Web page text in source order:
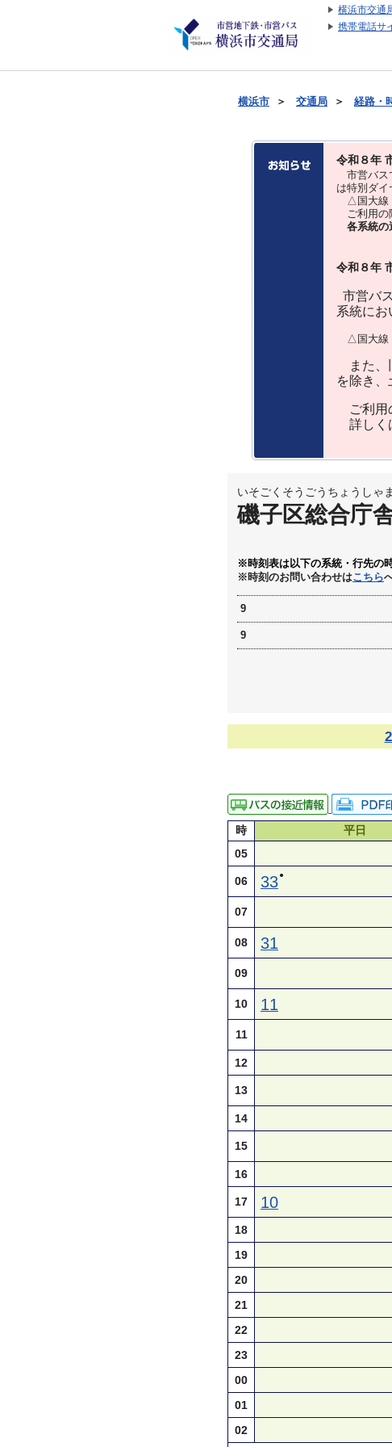
横浜市交通
携帯電話サ
横浜市 ＞ 交通局 ＞ 経路・
令和８年
市営バス
は特別ダイ
△国大線
ご利用の
各系統の
令和８年
市営バ
系統にお
△国大線
また、
を除き、
ご利用
詳しく
いそごくそうごうちょうしゃ
磯子区総合庁
※時刻表は以下の系統・行先の
※時刻のお問い合わせはこちら
9
9
時 平日
05
06 33●
07
08 31
09
10 11
11
12
13
14
15
16
17 10
18
19
20
21
22
23
00
01
02